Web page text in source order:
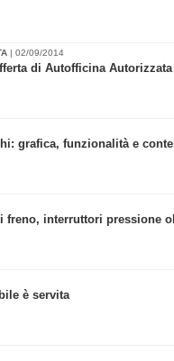
| 02/09/2014
di Autofficina Autorizzata
grafica, funzionalità e
freno, interruttori pressione
è servita